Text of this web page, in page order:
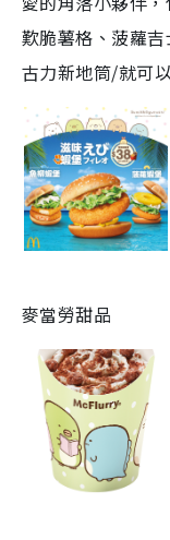
歎脆薯格、菠蘿
古力新地筒/就可
麥當勞甜品